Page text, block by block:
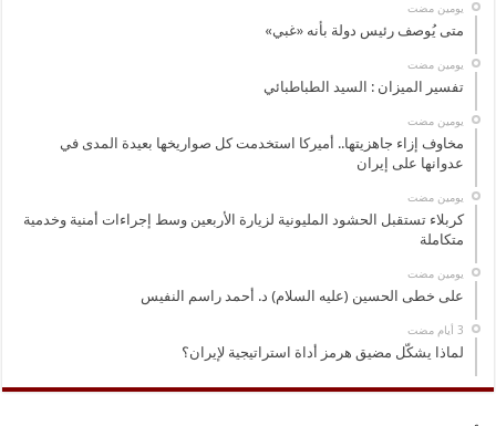
‏يومين مضت
متى يُوصف رئيس دولة بأنه «غبي»
‏يومين مضت
تفسير الميزان : السيد الطباطبائي
‏يومين مضت
مخاوف إزاء جاهزيتها.. أميركا استخدمت كل صواريخها بعيدة المدى في
عدوانها على إيران
‏يومين مضت
كربلاء تستقبل الحشود المليونية لزيارة الأربعين وسط إجراءات أمنية وخدمية
متكاملة
‏يومين مضت
على خطى الحسين (عليه السلام) د. أحمد راسم النفيس
لماذا يشكّل مضيق هرمز أداة استراتيجية لإيران؟